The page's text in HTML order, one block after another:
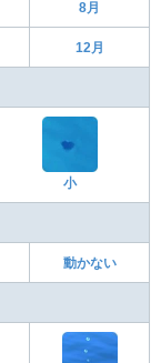
8月
12月
小
動かない